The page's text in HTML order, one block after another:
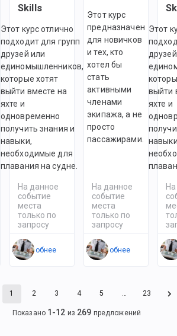
Skills
Этот курс отлично
подходит для групп
друзей или
единомышленников,
которые хотят
выйти вместе на
яхте и
одновременно
получить знания и
навыки,
необходимые для
плавания на судне.
На данное
событие
места
только по
запросу
Подробнее
Этот курс
предназначен
для новичков
и тех, кто
хотел бы
стать
активными
членами
экипажа, а не
просто
пассажирами.
На данное
событие
места
только по
запросу
Подробнее
Этот
выйти
яхте и
1 2 3 4 5 … 23
Показано 1 -12 из 269 предложений